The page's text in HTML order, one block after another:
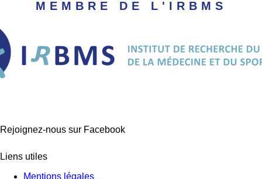
MEMBRE DE L'IRBMS
Rejoignez-nous sur Facebook
Liens utiles
Mentions légales